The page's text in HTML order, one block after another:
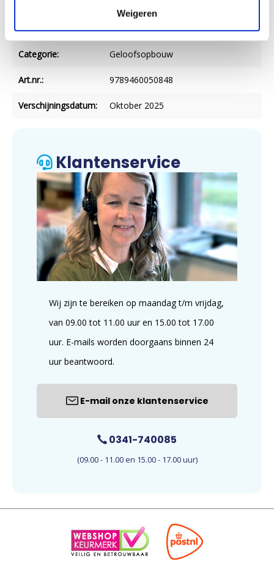
Weigeren
Uitgever: De Vrije Uitgevers
Categorie: Geloofsopbouw
Art.nr.: 9789460050848
Verschijningsdatum: Oktober 2025
Klantenservice
Wij zijn te bereiken op maandag t/m vrijdag,
van 09.00 tot 11.00 uur en 15.00 tot 17.00
uur. E-mails worden doorgaans binnen 24
uur beantwoord.
E-mail onze klantenservice
0341-740085
(09.00 - 11.00 en 15.00 - 17.00 uur)